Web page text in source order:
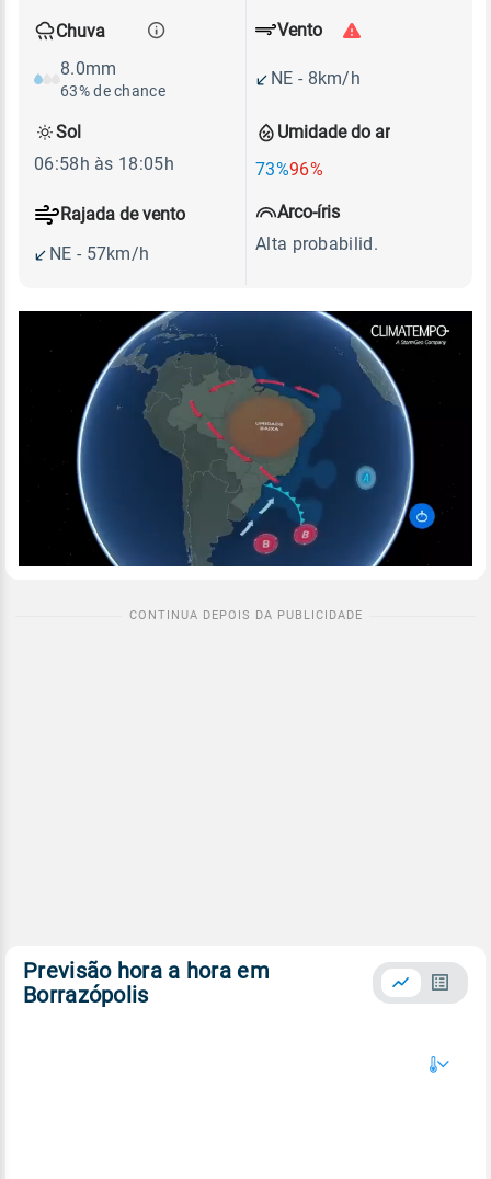
Chuva
8.0mm
63% de chance
Umidade do ar
73%96%
Vento
NE - 8km/h
Rajada de vento
NE - 57km/h
Sol
06:58h às 18:05h
Arco-íris
Alta probabilid.
Previsão hora a hora em
Borrazópolis